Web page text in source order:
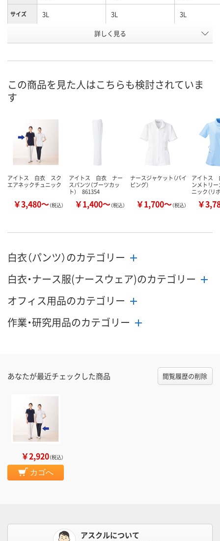
サイズ 3L 3L 3L
ダークネイビー
号
お届け日
販売停止中です
メーカー都
販売停止中
詳しく見る
この商品を見た人はこちらも検討されていま
す
アイトス 白衣 スク
エアネックチュニック
￥3,480～（税込）
アイトス 白衣 ナー
スパンツ（ブーツカッ
ト） 861354
￥1,400～（税込）
ナースジャケット（パイ
ピング）
￥1,700～（税込）
アイトス
ンメトリ
ニック（
￥
白衣（パンツ）のカテゴリー
白衣・ナース服(ナースウェア)のカテゴリー
オフィス用品のカテゴリー
作業・研究用品のカテゴリー
あなたが最近チェックした商品 閲覧履歴の削除
￥2,920（税込）
カゴへ
アスクルについて